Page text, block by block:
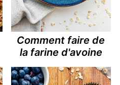
Comment faire de
la farine d'avoine